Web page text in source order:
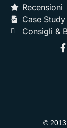
Recensioni
Case Study
Consigli &
©